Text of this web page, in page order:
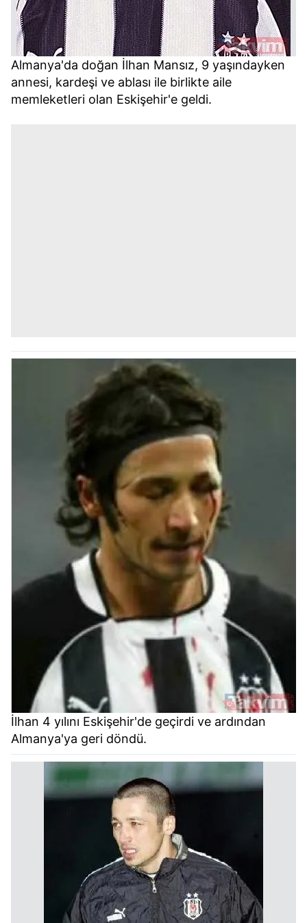
Almanya'da doğan İlhan Mansız, 9 yaşındayken
annesi, kardeşi ve ablası ile birlikte aile
memleketleri olan Eskişehir'e geldi.
İlhan 4 yılını Eskişehir'de geçirdi ve ardından
Almanya'ya geri döndü.